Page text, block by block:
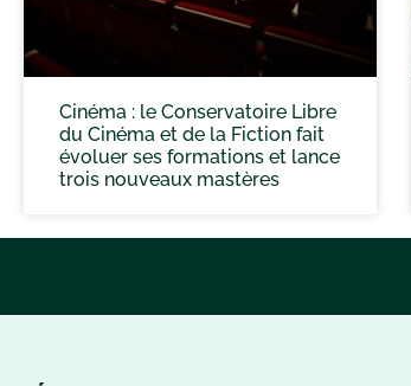
Cinéma : le Conservatoire Libre
du Cinéma et de la Fiction fait
évoluer ses formations et lance
trois nouveaux mastères